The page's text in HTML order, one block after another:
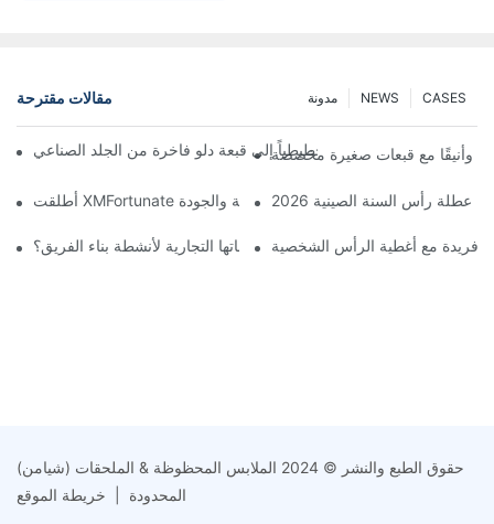
مقالات مقترحة CASES
NEWS مدونة
مصمم بريطاني رسماً تخطيطياً إلى قبعة دلو فاخرة من الجلد الصناعي
وأنيقًا مع قبعات صغيرة مخصصة
عطلة رأس السنة الصينية 2026
الشركات بتخصيص قبعات تحمل علاماتها التجارية لأنشطة بناء الفريق؟
فريدة مع أغطية الرأس الشخصية
حقوق الطبع والنشر © 2024 الملابس المحظوظة & الملحقات (شيامن)
المحدودة |
خريطة الموقع